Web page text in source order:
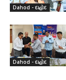
Dahod - દાહોદ
Dahod - દાહોદ